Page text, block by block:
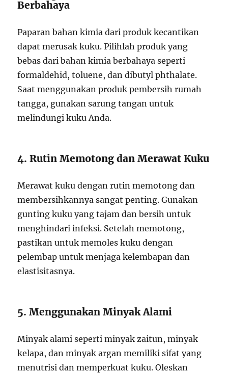
Berbahaya
Paparan bahan kimia dari produk kecantikan
dapat merusak kuku. Pilihlah produk yang
bebas dari bahan kimia berbahaya seperti
formaldehid, toluene, dan dibutyl phthalate.
Saat menggunakan produk pembersih rumah
tangga, gunakan sarung tangan untuk
melindungi kuku Anda.
4. Rutin Memotong dan Merawat Kuku
Merawat kuku dengan rutin memotong dan
membersihkannya sangat penting. Gunakan
gunting kuku yang tajam dan bersih untuk
menghindari infeksi. Setelah memotong,
pastikan untuk memoles kuku dengan
pelembap untuk menjaga kelembapan dan
elastisitasnya.
5. Menggunakan Minyak Alami
Minyak alami seperti minyak zaitun, minyak
kelapa, dan minyak argan memiliki sifat yang
menutrisi dan memperkuat kuku. Oleskan